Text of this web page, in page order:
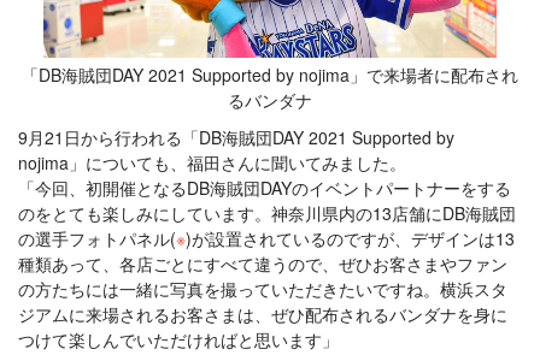
「DB海賊団DAY 2021 Supported by nojima」で来場者に配布され
るバンダナ
9月21日から行われる「DB海賊団DAY 2021 Supported by
nojima」についても、福田さんに聞いてみました。
「今回、初開催となるDB海賊団DAYのイベントパートナーをする
のをとても楽しみにしています。神奈川県内の13店舗にDB海賊団
の選手フォトパネル(※)が設置されているのですが、デザインは13
種類あって、各店ごとにすべて違うので、ぜひお客さまやファン
の方たちには一緒に写真を撮っていただきたいですね。横浜スタ
ジアムに来場されるお客さまは、ぜひ配布されるバンダナを身に
つけて楽しんでいただければと思います」